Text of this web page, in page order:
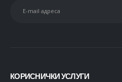
КОРИСНИЧКИ УСЛУГИ